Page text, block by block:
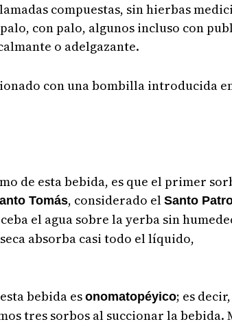
compuestas, sin hierbas
con palo, algunos incluso con
o adelgazante.
con una bombilla introducida
de esta bebida, es que el primer
Tomás, considerado el Santo
el agua sobre la yerba sin
absorba casi todo el líquido,
bebida es onomatopéyico; es
tres sorbos al succionar la bebida.